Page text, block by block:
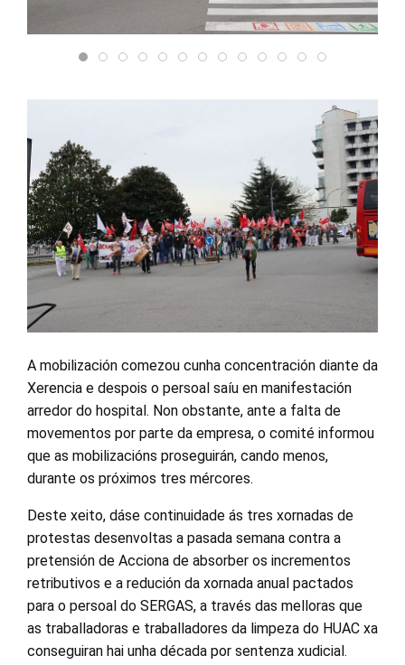
A mobilización comezou cunha concentración diante da
Xerencia e despois o persoal saíu en manifestación
arredor do hospital. Non obstante, ante a falta de
movementos por parte da empresa, o comité informou
que as mobilizacións proseguirán, cando menos,
durante os próximos tres mércores.
Deste xeito, dáse continuidade ás tres xornadas de
protestas desenvoltas a pasada semana contra a
pretensión de Acciona de absorber os incrementos
retributivos e a redución da xornada anual pactados
para o persoal do SERGAS, a través das melloras que
as traballadoras e traballadores da limpeza do HUAC xa
conseguiran hai unha década por sentenza xudicial.